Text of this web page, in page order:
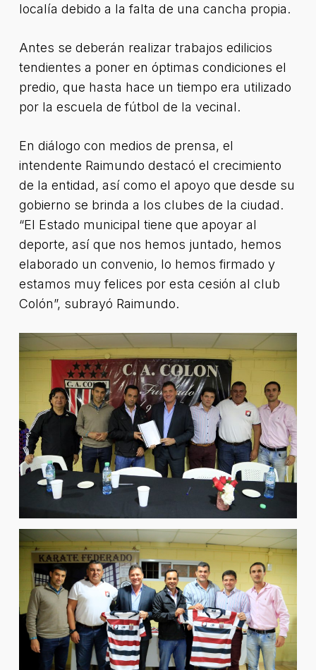
localía debido a la falta de una cancha propia.
Antes se deberán realizar trabajos edilicios
tendientes a poner en óptimas condiciones el
predio, que hasta hace un tiempo era utilizado
por la escuela de fútbol de la vecinal.
En diálogo con medios de prensa, el
intendente Raimundo destacó el crecimiento
de la entidad, así como el apoyo que desde su
gobierno se brinda a los clubes de la ciudad.
“El Estado municipal tiene que apoyar al
deporte, así que nos hemos juntado, hemos
elaborado un convenio, lo hemos firmado y
estamos muy felices por esta cesión al club
Colón”, subrayó Raimundo.